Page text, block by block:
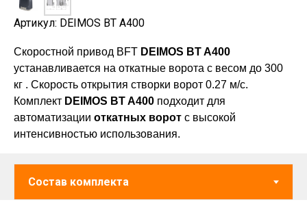
Артикул: DEIMOS BT A400
Скоростной привод BFT DEIMOS BT A400
устанавливается на откатные ворота с весом до 300
кг . Скорость открытия створки ворот 0.27 м/с.
Комплект DEIMOS BT A400 подходит для
автоматизации откатных ворот с высокой
интенсивностью использования.